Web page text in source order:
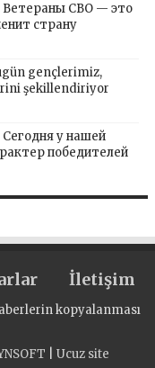
Ветераны СВО — это
страну
gençlerimiz,
şekillendiriyor
у нашей
победителей
İletişim
kopyalanması
Ucuz site